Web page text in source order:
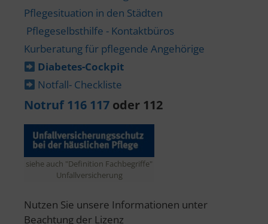
Pflegesituation in den Städten
Pflegeselbsthilfe - Kontaktbüros
Kurberatung für pflegende Angehörige
Diabetes-​Cockpit
Notfall- Checkliste
Notruf 116 117 oder 112
siehe auch "Definition Fachbegriffe"
Unfallversicherung
Nutzen Sie unsere Informationen unter
Beachtung der Lizenz